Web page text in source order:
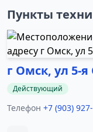
Пункты
г Омск, ул 5-
Действующий
Телефон +7 (903)